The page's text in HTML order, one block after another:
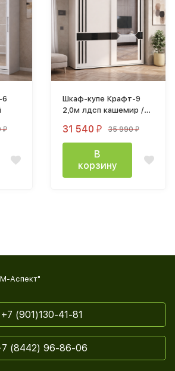
6
₽
Шкаф-купе Крафт-9
2,0м лдсп кашемир /
31 540 ₽ 35 990₽
В
корзину
Аспект"
+7 (901)130-41-81
(8442) 96-86-06